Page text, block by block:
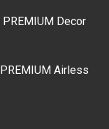
PREMIUM Decor
PREMIUM Airless